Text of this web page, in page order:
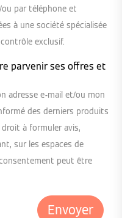
par téléphone et
à une société spécialisée
exclusif.
parvenir ses offres et
adresse e-mail et/ou mon
des derniers produits
droit à formuler avis,
sur les espaces de
peut être